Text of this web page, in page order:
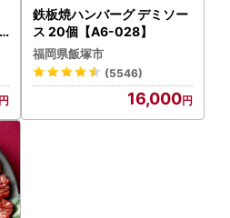
鉄板焼ハンバーグ デミソー
ス 20個【A6-028】
福岡県飯塚市
(5546)
16,000